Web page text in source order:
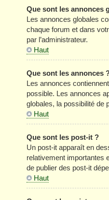
Que sont les annonces
Les annonces globales
chaque forum et dans
par l’administrateur.
Haut
Que sont les annonces
Les annonces
possible. Les annonces
globales, la possibilité de
Haut
Que sont les post-it ?
Un post-it apparaît en
relativement importantes
de publier des post-it
Haut